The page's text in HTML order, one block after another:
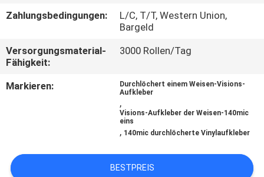
KONTAKT
UNS
BITTE UM
SITEMAP
Zahlungsbedingungen:
L/C, T/T, Western Union,
Bargeld
Versorgungsmaterial-
Fähigkeit:
3000 Rollen/Tag
Markieren:
Durchlöchert einem Weisen-Visions-
Aufkleber
,
Visions-Aufkleber der Weisen-140mic
eins
, 140mic durchlöcherte Vinylaufkleber
BESTPREIS